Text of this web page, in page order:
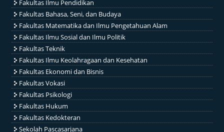
Fakultas Ilmu Pendidikan
Fakultas Bahasa, Seni, dan Budaya
Fakultas Matematika dan Ilmu Pengetahuan Alam
Fakultas Ilmu Sosial dan Ilmu Politik
Fakultas Teknik
Fakultas Ilmu Keolahragaan dan Kesehatan
Fakultas Ekonomi dan Bisnis
Fakultas Vokasi
Fakultas Psikologi
Fakultas Hukum
Fakultas Kedokteran
Sekolah Pascasarjana